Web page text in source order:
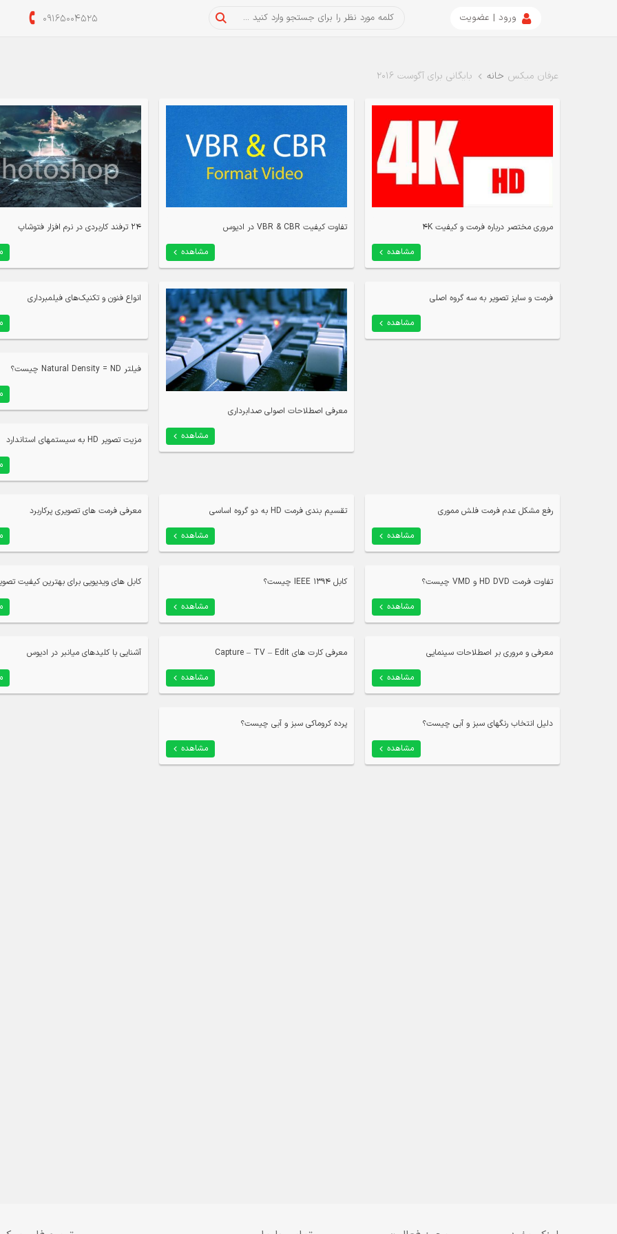
ورود | عضویت 09165004525
عرفان میکس خانه بایگانی برای آگوست 2016
مروری مختصر درباره فرمت و کیفیت 4K
مشاهده
تفاوت کیفیت VBR & CBR در ادیوس
مشاهده
24 ترفند کاربردی در نرم افزار فتوشاپ
فرمت و سایز تصویر به سه گروه اصلی
مشاهده
معرفی اصطلاحات اصولی صدابرداری
مشاهده
انواع فنون و تکنیک‌های فیلمبرداری
فیلتر Natural Density = ND چیست؟
مزیت تصویر HD به سیستمهای استاندارد
رفع مشکل عدم فرمت فلش مموری
مشاهده
تقسیم بندی فرمت HD به دو گروه اساسی
مشاهده
معرفی فرمت های تصویری پرکاربرد
تفاوت فرمت HD DVD و VMD چیست؟
مشاهده
کابل IEEE 1394 چیست؟
مشاهده
کابل های ویدیویی برای بهترین کیفیت
معرفی و مروری بر اصطلاحات سینمایی
مشاهده
معرفی کارت های Capture – TV – Edit
مشاهده
آشنایی با کلیدهای میانبر در ادیوس
دلیل انتخاب رنگهای سبز و آبی چیست؟
مشاهده
پرده کروماکی سبز و آبی چیست؟
مشاهده